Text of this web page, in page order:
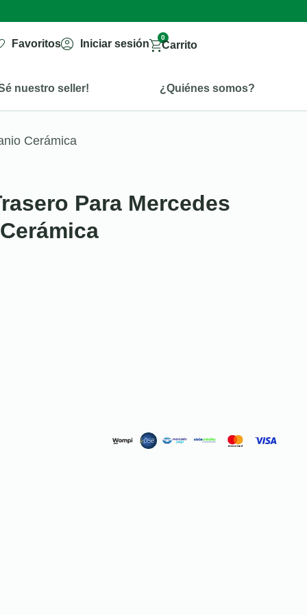
Favoritos Iniciar sesión
0
Carrito
nuestro seller! ¿Quiénes somos?
Cerámica
Para Mercedes